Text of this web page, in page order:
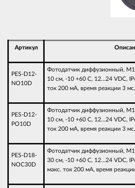
Артикул
PES-D12-
NO10D
Фотодатчик диффузионный,
10 см, -10 +60 С, 12…24 VDC,
ток 200 мА, время реакции 3
PES-D12-
PO10D
Фотодатчик диффузионный,
10 см, -10 +60 С, 12…24 VDC,
ток 200 мА, время реакции 3
PES-D18-
NOC30D
Фотодатчик диффузионный,
30 см, -10 +60 С, 12…24 VDC,
макс. ток 200 мА, время